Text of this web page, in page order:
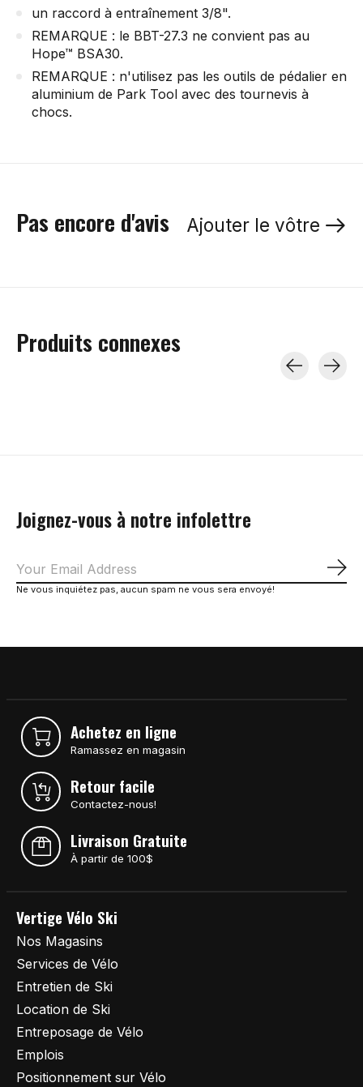
un raccord à entraînement 3/8".
REMARQUE : le BBT-27.3 ne convient pas au
Hope™ BSA30.
REMARQUE : n'utilisez pas les outils de pédalier en
aluminium de Park Tool avec des tournevis à
chocs.
Pas encore d'avis Ajouter le vôtre
Produits connexes
Joignez-vous à notre infolettre
Ne vous inquiétez pas, aucun spam ne vous sera envoyé!
Achetez en ligne
Ramassez en magasin
Retour facile
Contactez-nous!
Livraison Gratuite
À partir de 100$
Vertige Vélo Ski
Nos Magasins
Services de Vélo
Entretien de Ski
Location de Ski
Entreposage de Vélo
Emplois
Positionnement sur Vélo